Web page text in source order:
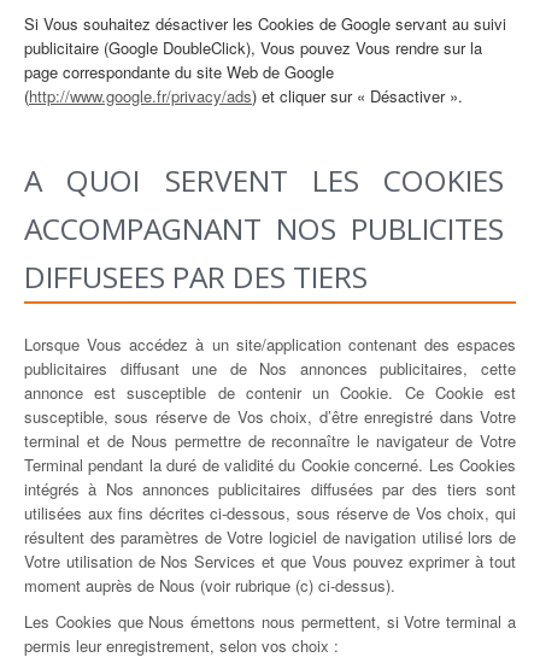
Si Vous souhaitez désactiver les Cookies de Google servant au suivi
publicitaire (Google DoubleClick), Vous pouvez Vous rendre sur la
page correspondante du site Web de Google
(http://www.google.fr/privacy/ads) et cliquer sur « Désactiver ».
A QUOI SERVENT LES COOKIES
ACCOMPAGNANT NOS PUBLICITES
DIFFUSEES PAR DES TIERS
Lorsque Vous accédez à un site/application contenant des espaces
publicitaires diffusant une de Nos annonces publicitaires, cette
annonce est susceptible de contenir un Cookie. Ce Cookie est
susceptible, sous réserve de Vos choix, d’être enregistré dans Votre
terminal et de Nous permettre de reconnaître le navigateur de Votre
Terminal pendant la duré de validité du Cookie concerné. Les Cookies
intégrés à Nos annonces publicitaires diffusées par des tiers sont
utilisées aux fins décrites ci-dessous, sous réserve de Vos choix, qui
résultent des paramètres de Votre logiciel de navigation utilisé lors de
Votre utilisation de Nos Services et que Vous pouvez exprimer à tout
moment auprès de Nous (voir rubrique (c) ci-dessus).
Les Cookies que Nous émettons nous permettent, si Votre terminal a
permis leur enregistrement, selon vos choix :